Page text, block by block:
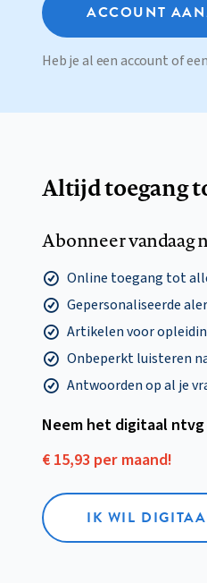
ACCOUNT
Heb je al een account of
Altijd toegang
Abonneer vandaag
Online toegang tot
Gepersonaliseerde
Artikelen voor
Onbeperkt luisteren
Antwoorden op al je
Neem het digitaal
€ 15,93 per maand!
IK WIL